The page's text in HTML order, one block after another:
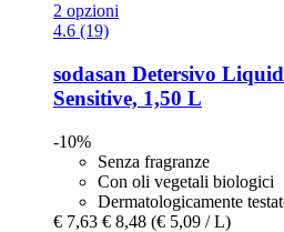
2 opzioni
4.6 (19)
sodasan Detersivo
Sensitive, 1,50 L
-10%
Senza fragranze
Con oli vegetali biologici
Dermatologicamente
€ 7,63 € 8,48 (€ 5,09 / L)